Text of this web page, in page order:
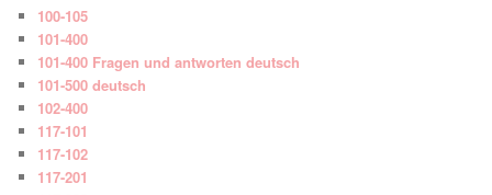
100-105
101-400
101-400 Fragen und antworten deutsch
101-500 deutsch
102-400
117-101
117-102
117-201